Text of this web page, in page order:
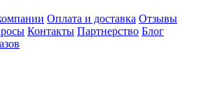
Оплата и доставка Отзывы
Контакты Партнерство Блог